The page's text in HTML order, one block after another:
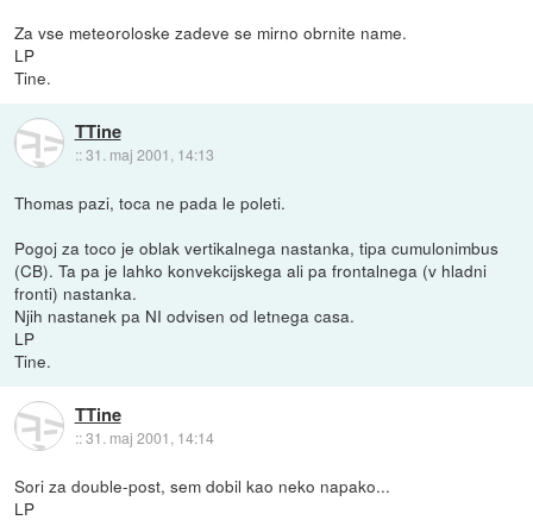
Za vse meteoroloske zadeve se mirno obrnite name.
LP
Tine.
TTine
::31. maj 2001, 14:13
Thomas pazi, toca ne pada le poleti.
Pogoj za toco je oblak vertikalnega nastanka, tipa cumulonimbus
(CB). Ta pa je lahko konvekcijskega ali pa frontalnega (v hladni
fronti) nastanka.
Njih nastanek pa NI odvisen od letnega casa.
LP
Tine.
TTine
::31. maj 2001, 14:14
Sori za double-post, sem dobil kao neko napako...
LP